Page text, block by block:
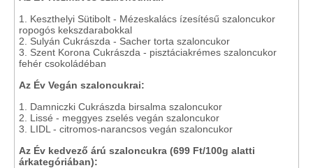
1. Keszthelyi Sütibolt - Mézeskalács ízesítésű szaloncukor
ropogós kekszdarabokkal
2. Sulyán Cukrászda - Sacher torta szaloncukor
3. Szent Korona Cukrászda - pisztáciakrémes szaloncukor
fehér csokoládéban
Az Év Vegán szaloncukrai:
1. Damniczki Cukrászda birsalma szaloncukor
2. Lissé - meggyes zselés vegán szaloncukor
3. LIDL - citromos-narancsos vegán szaloncukor
Az Év kedvező árú szaloncukra (699 Ft/100g alatti
árkategóriában):